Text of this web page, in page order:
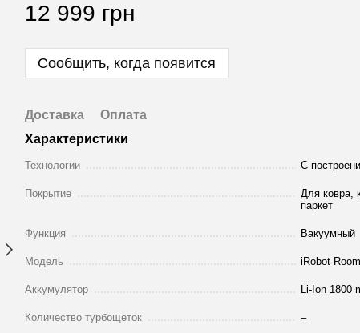
12 999 грн
Сообщить, когда появится
Доставка
Оплата
Характеристики
Технологии С
Покрытие
Для ковра,
паркет
Функция Вакуумный
Модель iRobot
Аккумулятор Li-Ion 1800
Количество турбощеток –